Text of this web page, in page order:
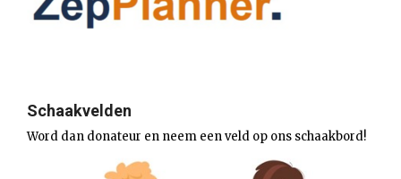
Schaakvelden
Word dan donateur en neem een veld op ons schaakbord!